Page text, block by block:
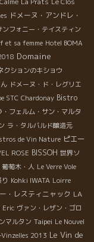
ドメーヌ・アンドレ・
ンフォニー・テイスティン
et sa femme Hotel BOMA
Domaine
クションのキショウ
ドメーヌ・ド・レグリエ
STC Chardonay Bistro
・フェルム・サン・マルタ
ラ・タルバルド醸造元
de Vin Nature ピエー
ROSE BISSOH 世界ソ
萄木・人 Le Verre Vole
Kohki IWATA Loirre
・レスティニャック LA
Eric ヴァン・レザン・ゴロ
マルタン Taipei Le Nouvel
2013 Le Vin de